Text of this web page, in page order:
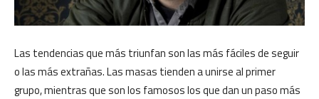
Las tendencias que más triunfan son las más fáciles de seguir
o las más extrañas. Las masas tienden a unirse al primer
grupo, mientras que son los famosos los que dan un paso más